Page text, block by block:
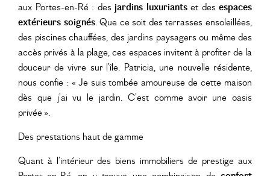
aux Portes-en-Ré : des jardins luxuriantset des espaces
extérieurs soignés. Que ce soit des terrasses ensoleillées,
des piscines chauffées, des jardins paysagers ou même des
accès privés à la plage, ces espaces invitent à profiter de la
douceur de vivre sur l’île. Patricia, une nouvelle résidente,
nous confie : « Je suis tombée amoureuse de cette maison
dès que j’ai vu le jardin. C’est comme avoir une oasis
privée ».
Des prestations haut de gamme
Quant à l’intérieur des biens immobiliers de prestige aux